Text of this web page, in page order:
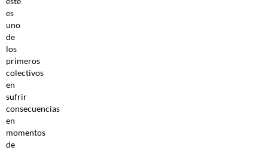
es
uno
de
los
primeros
colectivos
en
sufrir
consecuencias
en
momentos
de